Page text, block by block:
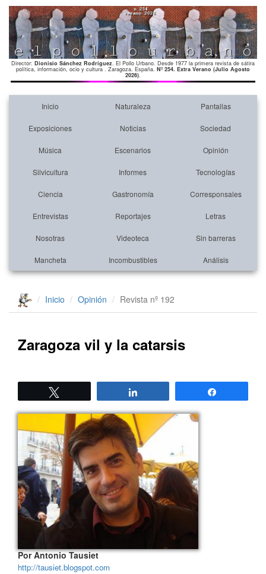
Director: Dionisio Sánchez Rodríguez. El Pollo Urbano. Desde 1977 la primera revista de sátira
política, información, ocio y cultura . Zaragoza. España. Nº 254. Extra Verano (Julio Agosto
2026).
Inicio Naturaleza Pantallas
Exposiciones Noticias Sociedad
Música Escenarios Opinión
Silvicultura Informes Tecnologías
Ciencia Gastronomía Corresponsales
Entrevistas Reportajes Letras
Nosotras Videoteca Sin barreras
Mancheta Incombustibles Análisis
Inicio Opinión Revista nº 192
Zaragoza vil y la catarsis
Por Antonio Tausiet
http://tausiet.blogspot.com